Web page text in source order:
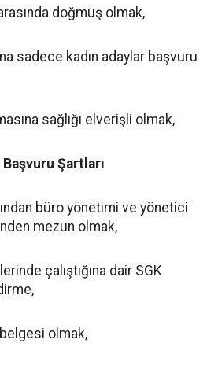
doğmuş olmak,
sadece kadın adaylar başvuru
sağlığı elverişli olmak,
Başvuru Şartları
büro yönetimi ve yönetici
mezun olmak,
çalıştığına dair SGK
olmak,